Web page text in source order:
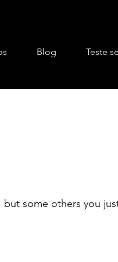
Blog Teste
but some others you